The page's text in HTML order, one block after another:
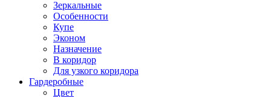
Зеркальные
Особенности
Купе
Эконом
Назначение
В коридор
Для узкого коридора
Гардеробные
Цвет